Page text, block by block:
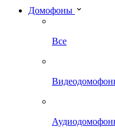
Домофоны
Все